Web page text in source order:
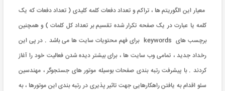
معیار این الگوریتم ها ، تراکم و تعداد دفعات کلمه کلیدی ( تعداد دفعات که یک
کلمه یا عبارت در یک صفحه تکرار شده تقسیم بر تعداد کل کلمات ) و همچنین
برچسب های keywords برای فهم محتویات سایت ها می باشد . در پی این
رخداد جدید ، تمامی وب سایت ها ، برای بیشتر دیده شدن فعالیت خود را آغاز
کردند . با پیشرفت رتبه بندی صفحات بوسیله موتور های جستجوگر ، مهندسین
سئو اقدام به یافتن راهکارهایی جهت تاثیر پذیری در رتبه بندی این موتورها ، به